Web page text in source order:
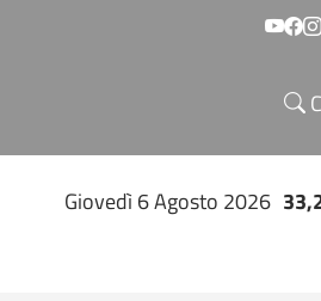
Social
Giovedì 6 Agosto 2026